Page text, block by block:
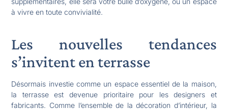
à vivre en toute convivialité.
Les nouvelles tendances
s’invitent en terrasse
Désormais investie comme un espace essentiel de la maison,
la terrasse est devenue prioritaire pour les designers et
fabricants. Comme l’ensemble de la décoration d’intérieur, la